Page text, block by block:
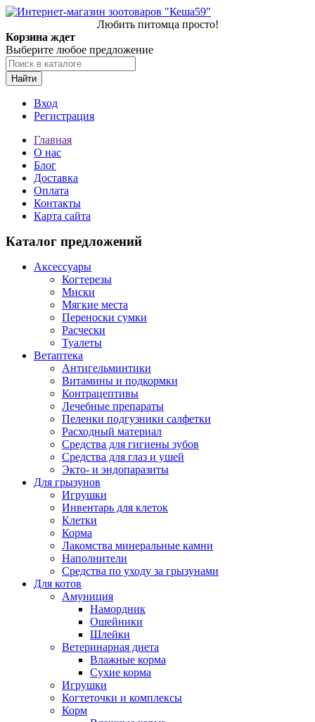
Любить питомца просто!
Корзина ждет
Выберите любое предложение
Найти
Вход
Регистрация
Главная
О нас
Блог
Доставка
Оплата
Контакты
Карта сайта
Каталог предложений
Аксессуары
Когтерезы
Миски
Мягкие места
Переноски сумки
Расчески
Туалеты
Ветаптека
Антигельминтики
Витамины и подкормки
Контрацептивы
Лечебные препараты
Пеленки подгузники салфетки
Расходный материал
Средства для гигиены зубов
Средства для глаз и ушей
Экто- и эндопаразиты
Для грызунов
Игрушки
Инвентарь для клеток
Клетки
Корма
Лакомства минеральные камни
Наполнители
Средства по уходу за грызунами
Для котов
Амуниция
Намордник
Ошейники
Шлейки
Ветеринарная диета
Влажные корма
Сухие корма
Игрушки
Когтеточки и комплексы
Корм